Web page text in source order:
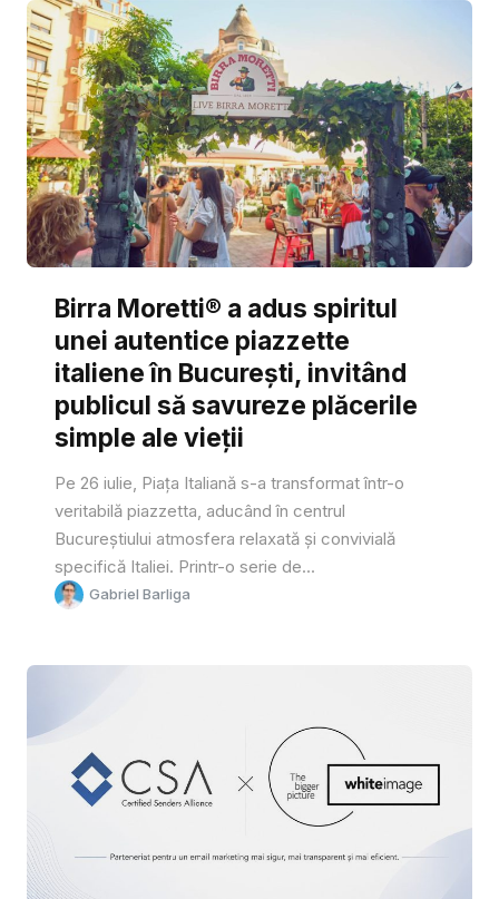
Birra Moretti® a adus spiritul
unei autentice piazzette
italiene în București, invitând
publicul să savureze plăcerile
simple ale vieții
Pe 26 iulie, Piața Italiană s-a transformat într-o
veritabilă piazzetta, aducând în centrul
Bucureștiului atmosfera relaxată și convivială
specifică Italiei. Printr-o serie de...
Gabriel Barliga